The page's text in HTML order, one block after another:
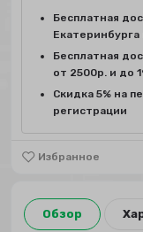
Избранное
Бесплатная
Екатеринбурга
Бесплатная
от 2500р. и до
Скидка 5% на
регистрации
Обзор